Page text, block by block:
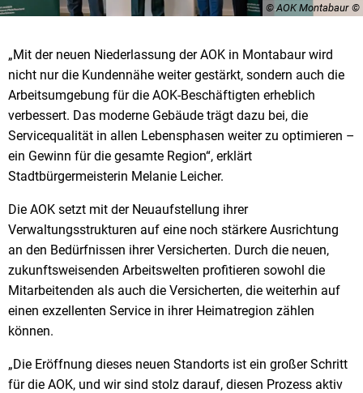
© AOK Montabaur
„Mit der neuen Niederlassung der AOK in Montabaur wird
nicht nur die Kundennähe weiter gestärkt, sondern auch die
Arbeitsumgebung für die AOK-Beschäftigten erheblich
verbessert. Das moderne Gebäude trägt dazu bei, die
Servicequalität in allen Lebensphasen weiter zu optimieren –
ein Gewinn für die gesamte Region“, erklärt
Stadtbürgermeisterin Melanie Leicher.
Die AOK setzt mit der Neuaufstellung ihrer
Verwaltungsstrukturen auf eine noch stärkere Ausrichtung
an den Bedürfnissen ihrer Versicherten. Durch die neuen,
zukunftsweisenden Arbeitswelten profitieren sowohl die
Mitarbeitenden als auch die Versicherten, die weiterhin auf
einen exzellenten Service in ihrer Heimatregion zählen
können.
„Die Eröffnung dieses neuen Standorts ist ein großer Schritt
für die AOK, und wir sind stolz darauf, diesen Prozess aktiv